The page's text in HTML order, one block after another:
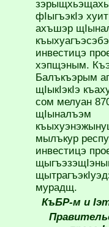
фIыгъэкIэ
ахъшэр
инвестицэ
хэпщэным.
Балъкъэрым
щIыкIэкIэ
сом мелуан
­щIыналъэм
мылъкур
инвестицэ
мурадщ.
КъБР-м и